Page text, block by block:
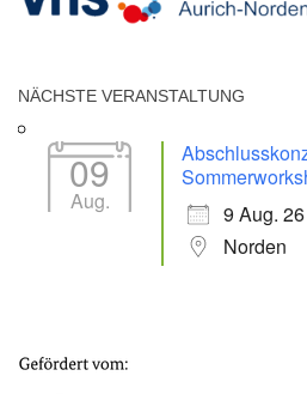
NÄCHSTE VERANSTALTUNG
09
Aug.
9 Aug. 26
Norden